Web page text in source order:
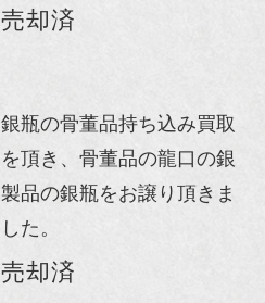
売却済
銀瓶の骨董品持ち込み買取
を頂き、骨董品の龍口の銀
製品の銀瓶をお譲り頂きま
した。
売却済